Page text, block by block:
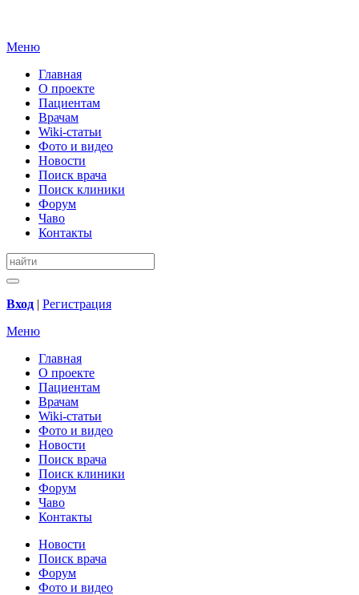
Меню
Главная
О проекте
Пациентам
Врачам
Wiki-статьи
Фото и видео
Новости
Поиск врача
Поиск клиники
Форум
Чаво
Контакты
Вход | Регистрация
Меню
Главная
О проекте
Пациентам
Врачам
Wiki-статьи
Фото и видео
Новости
Поиск врача
Поиск клиники
Форум
Чаво
Контакты
Новости
Поиск врача
Форум
Фото и видео